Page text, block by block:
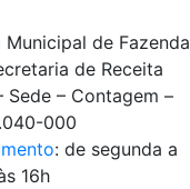
de Fazenda
de Receita
Sede – Contagem –
000
: de segunda a
16h